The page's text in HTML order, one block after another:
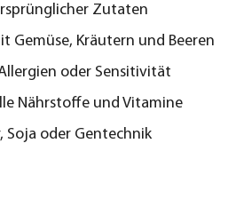
Zutaten
Gemüse, Kräutern und Beeren
oder Sensitivität
Nährstoffe und Vitamine
Soja oder Gentechnik